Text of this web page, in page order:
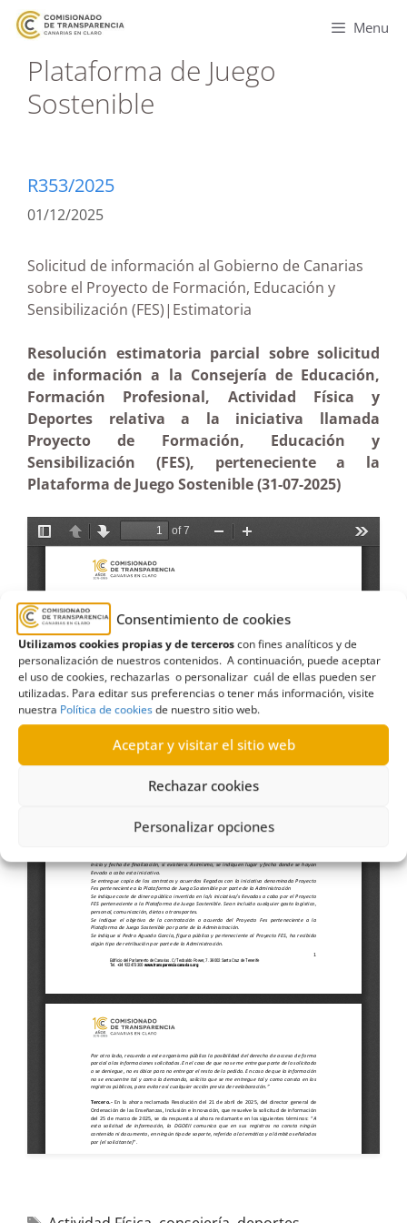
Consentimiento de cookies
Utilizamos cookies propias y de terceroscon fines analíticos y de
personalización de nuestros contenidos. A continuación, puede aceptar
el uso de cookies, rechazarlas o personalizar cuál de ellas pueden ser
utilizadas. Para editar sus preferencias o tener más información, visite
nuestra Política de cookiesde nuestro sitio web.
Aceptar y visitar el sitio web
Rechazar cookies
Personalizar opciones
Menu
Plataforma de Juego
Sostenible
R353/2025
01/12/2025
Solicitud de información al Gobierno de Canarias
sobre el Proyecto de Formación, Educación y
Sensibilización (FES)|Estimatoria
Resolución estimatoria parcial sobre solicitud
de información a la Consejería de Educación,
Formación Profesional, Actividad Física y
Deportes relativa a la iniciativa llamada
Proyecto de Formación, Educación y
Sensibilización (FES), perteneciente a la
Plataforma de Juego Sostenible (31-07-2025)